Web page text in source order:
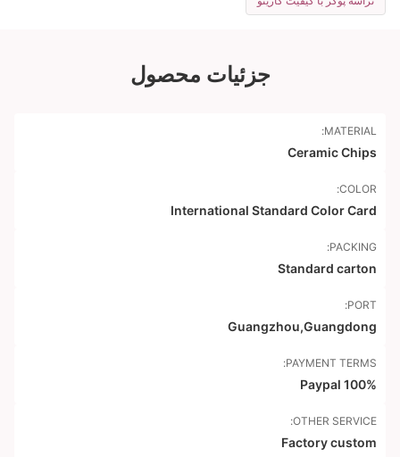
جزئیات محصول
MATERIAL:
Ceramic Chips
COLOR:
International Standard Color Card
PACKING:
Standard carton
PORT:
Guangzhou,Guangdong
PAYMENT TERMS:
Paypal 100%
OTHER SERVICE:
Factory custom